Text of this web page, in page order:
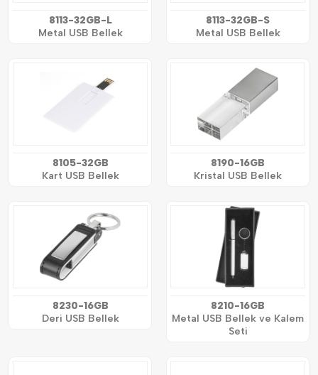
8113-32GB-L
Metal USB Bellek
8113-32GB-S
Metal USB Bellek
8105-32GB
Kart USB Bellek
8190-16GB
Kristal USB Bellek
8230-16GB
Deri USB Bellek
8210-16GB
Metal USB Bellek ve Kalem
Seti